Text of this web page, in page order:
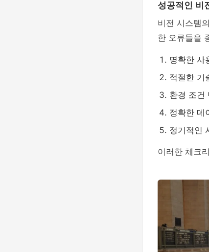
성공적인 비
비전 시스템
한 오류들을
명확한 사
적절한 기
환경 조건
정확한 데
정기적인
이러한 체크